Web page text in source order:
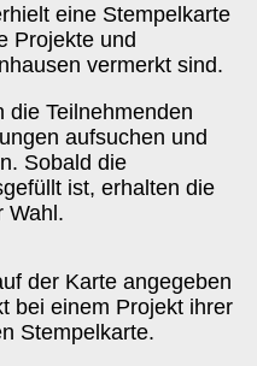
eine Stempelkarte
Projekte und
vermerkt sind.
die Teilnehmenden
aufsuchen und
Sobald die
ist, erhalten die
Wahl.
der Karte angegeben
bei einem Projekt ihrer
Stempelkarte.